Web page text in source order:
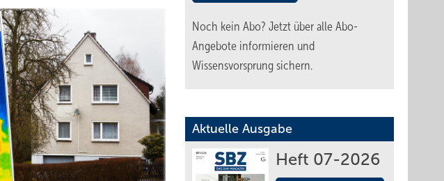
Noch kein Abo? Jetzt über alle Abo-
Angebote informieren und
Wissensvorsprung sichern.
Aktuelle Ausgabe
Heft 07-2026